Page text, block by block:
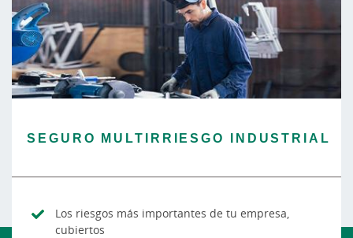
SEGURO MULTIRRIESGO INDUSTRIAL
Los riesgos más importantes de tu empresa,
cubiertos